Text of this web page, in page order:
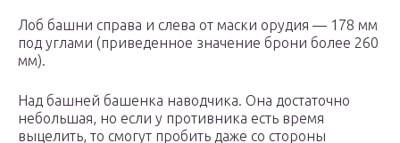
Лоб башни справа и слева от маски орудия — 178 мм
под углами (приведенное значение брони более 260
мм).
Над башней башенка наводчика. Она достаточно
небольшая, но если у противника есть время
выцелить, то смогут пробить даже со стороны